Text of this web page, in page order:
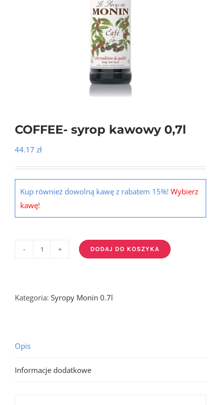
COFFEE- syrop kawowy 0,7l
44.17 zł
Kup również dowolną kawę z rabatem 15%! Wybierz
kawę!
kawowy
DODAJ DO KOSZYKA
Kategoria: Syropy Monin 0.7l
Opis
Informacje dodatkowe